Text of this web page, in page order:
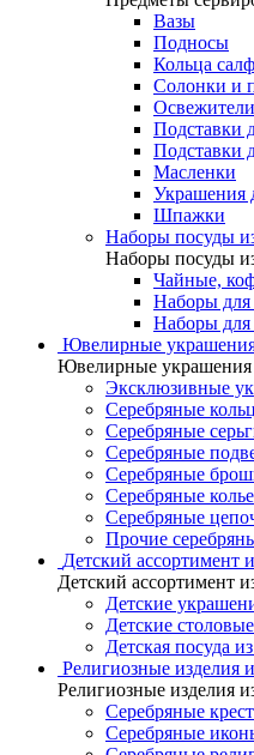
Вазы
Подносы
Кольца
Солонки и
Подставки
Подставки
Масленки
Украшения
Шпажки
Наборы посуды
Наборы посуды
Чайные,
Наборы для
Наборы для
Ювелирные украшения
Ювелирные украшения
Эксклюзивные
Серебряные
Серебряные
Серебряные
Серебряные
Серебряные колье
Серебряные
Прочие
Детский ассортимент
Детский ассортимент
Детские
Детские
Детская посуда
Религиозные изделия
Религиозные изделия
Серебряные
Серебряные